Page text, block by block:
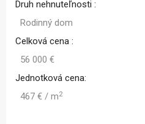
Druh nehnuteľnosti :
Rodinný dom
Celková cena :
56 000 €
Jednotková cena:
467 € / m2